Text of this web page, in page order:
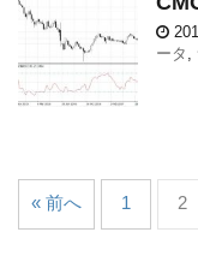
ータ
« 前へ 1 2